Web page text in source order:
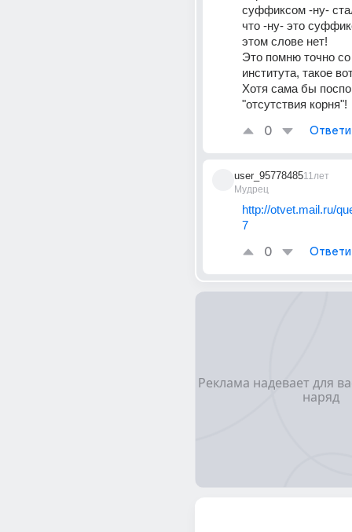
суффиксом -ну-
что -ну- это
этом слове нет!
Это помню точно
института, такое
Хотя сама бы
"отсутствия корня"!
0
user_95778485
Мудрец
11лет
http://otvet.mail.ru/
7
0